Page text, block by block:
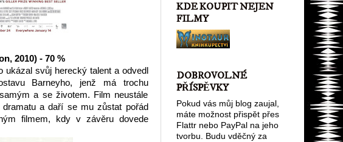
2010) - 70 %
ukázal svůj herecký talent a odvedl
Barneyho, jenž má trochu
a se životem. Film neustále
a daří se mu zůstat pořád
filmem, kdy v závěru dovede
KDE KOUPIT NEJEN
FILMY
DOBROVOLNÉ
PŘÍSPĚVKY
Pokud vás můj blog zaujal,
máte možnost přispět přes
Flattr nebo PayPal na jeho
tvorbu. Budu vděčný za